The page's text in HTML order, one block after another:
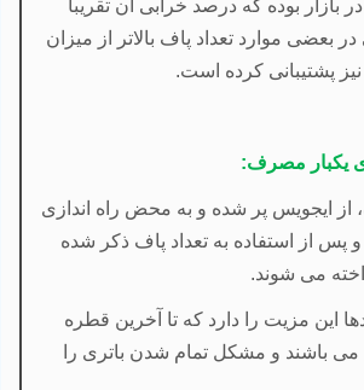
بازار بوده که درصد خرابی آن تقریبا
بعضی موارد تعداد پاف بالاتر از میزان
نیز پشتیبانی کرده است.
یکبار مصرف:
از ایجویس پر شده و به محض راه اندازی
و پس از استفاده به تعداد پاف ذکر شده
می شوند.
این مزیت را دارد که تا آخرین قطره
می باشند و مشکل تمام شدن باتری را